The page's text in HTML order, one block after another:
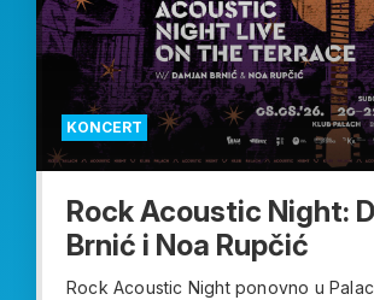
KONCERT
Rock Acoustic Night:
Brnić i Noa Rupčić
Rock Acoustic Night ponovno u